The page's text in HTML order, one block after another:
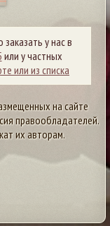
у нас в
или у частных
или из списка
на сайте
правообладателей.
их авторам.